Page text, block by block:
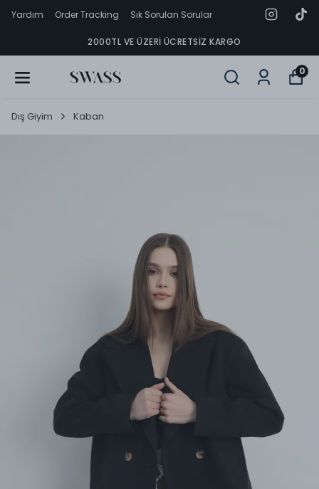
Yardım Order Tracking Sık Sorulan Sorular
2000TL VE ÜZERI ÜCRETSIZ KARGO
0
Dış Giyim Kaban